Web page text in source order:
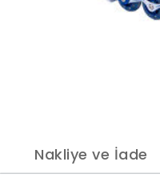
Nakliye ve İade